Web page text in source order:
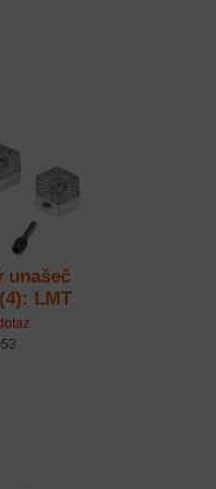
unašeč
LMT